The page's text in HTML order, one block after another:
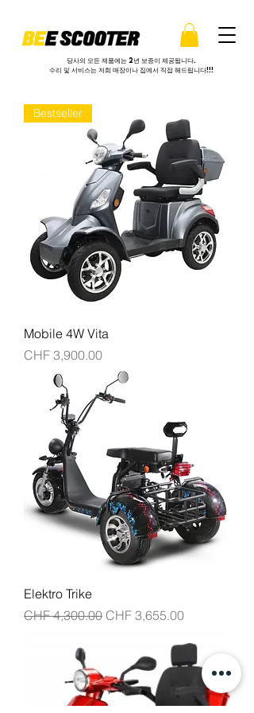
당사의 모든 제품에는 2년 보증이 제공됩니다.
수리 및 서비스는 저희 매장이나 집에서 직접 해드립니다!!!
Bestseller
Mobile 4W Vita
가격
CHF 3,900.00
Elektro Trike
일반가
CHF 4,300.00 할인가
CHF 3,655.00